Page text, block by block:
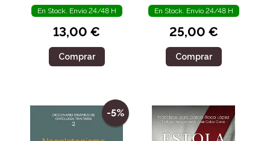
En Stock. Envío 24/48 H
13,00 €
Comprar
En Stock. Envío 24/48 H
25,00 €
Comprar
-5%